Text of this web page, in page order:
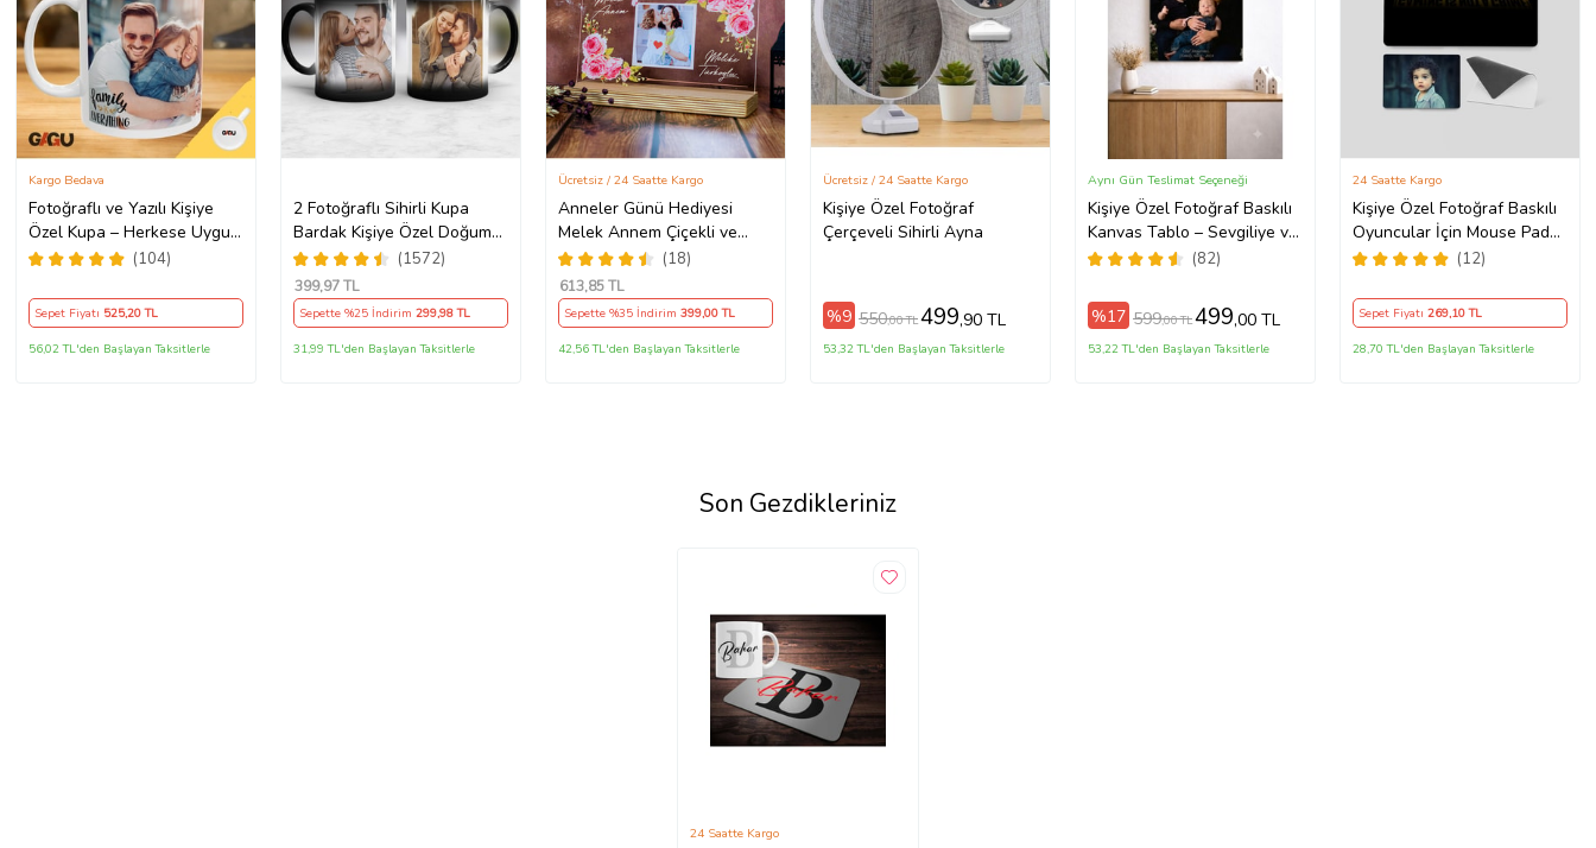
Fotoğraflı ve Yazılı Kişiye
Özel Kupa – Herkese Uygun
Anlamlı Hediye Porselen(104)
Kargo Bedava
Sepet Fiyatı 525,20 TL
56,02 TL'den Başlayan Taksitlerle
2 Fotoğraflı Sihirli Kupa
Bardak Kişiye Özel Doğum
Günü Hediyesi Sevgiliye
Hediye Anneye Babaya
Ablaya Abiye Kız Erkek
Kardeşe Arkadaşa Resimli
Günü Yıl Dönümü Hediyesi
(1572)
399,97 TL
Sepette %25 İndirim 299,98 TL
31,99 TL'den Başlayan Taksitlerle
Anneler Günü Hediyesi
Melek Annem Çiçekli ve
Fotoğraflı Çerçeve, Anneye
Hediye Fotoğraflı Ahşap
Tabanlı Çerçeve (Yatay)
(18)
Ücretsiz / 24 Saatte Kargo
613,85 TL
Sepette %35 İndirim 399,00 TL
42,56 TL'den Başlayan Taksitlerle
Kişiye Özel Fotoğraf
Çerçeveli Sihirli Ayna
Ücretsiz / 24 Saatte Kargo
%9 550,00 TL499,90 TL
53,32 TL'den Başlayan Taksitlerle
Kişiye Özel Fotoğraf Baskılı
Kanvas Tablo – Sevgiliye ve
Aileye Özel Hediye
(82)
Aynı Gün Teslimat Seçeneği
%17 599,00 TL499,00 TL
53,22 TL'den Başlayan Taksitlerle
Kişiye Özel Fotoğraf Baskılı
Oyuncular İçin Mouse Pad
(28x40cm)
(12)
24 Saatte Kargo
Sepet Fiyatı269,10 TL
28,70 TL'den Başlayan Taksitlerle
Son Gezdikleriniz
24 Saatte Kargo